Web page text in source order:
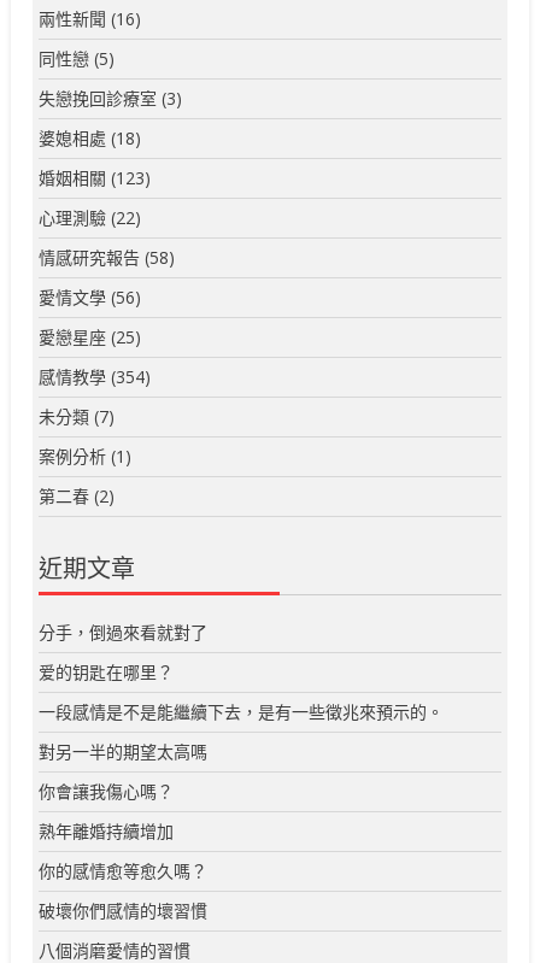
兩性新聞 (16)
同性戀 (5)
失戀挽回診療室 (3)
婆媳相處 (18)
婚姻相關 (123)
心理測驗 (22)
情感研究報告 (58)
愛情文學 (56)
愛戀星座 (25)
感情教學 (354)
未分類 (7)
案例分析 (1)
第二春 (2)
近期文章
分手，倒過來看就對了
爱的钥匙在哪里？
一段感情是不是能繼續下去，是有一些徵兆來預示的。
對另一半的期望太高嗎
你會讓我傷心嗎？
熟年離婚持續增加
你的感情愈等愈久嗎？
破壞你們感情的壞習慣
八個消磨愛情的習慣